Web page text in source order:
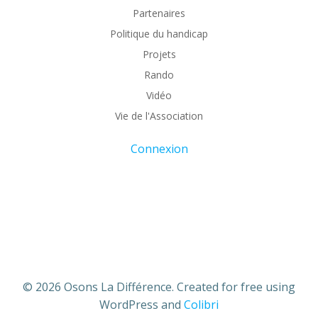
Partenaires
Politique du handicap
Projets
Rando
Vidéo
Vie de l'Association
Connexion
© 2026 Osons La Différence. Created for free using
WordPress and Colibri